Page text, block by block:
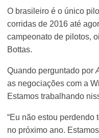
O brasileiro é o único
corridas de 2016 até
campeonato de pilotos,
Bottas.
Quando perguntado por
as negociações com a
Estamos trabalhando
“Eu não estou perdendo
no próximo ano.